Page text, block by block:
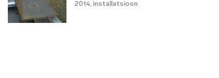
2014, installatsioon